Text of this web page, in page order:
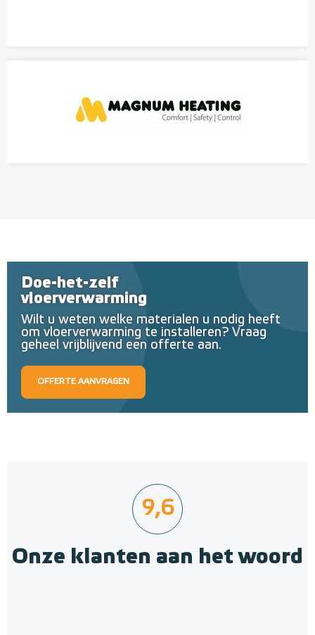
Doe-het-zelf
vloerverwarming
Wilt u weten welke materialen u nodig heeft
om vloerverwarming te installeren? Vraag
geheel vrijblijvend een offerte aan.
OFFERTE AANVRAGEN
9,6
Onze klanten aan het woord